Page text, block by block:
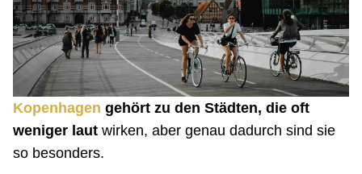
Kopenhagen gehört zu den Städten, die oft
weniger laut wirken, aber genau dadurch sind sie
so besonders.